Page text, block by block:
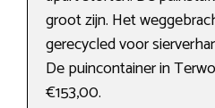
groot zijn. Het
gerecycled voor
De puincontainer in
€153,00.